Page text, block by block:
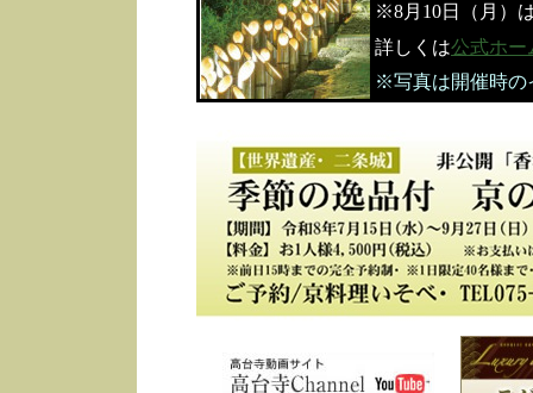
※8月10日（月）
詳しくは公式ホー
※写真は開催時の